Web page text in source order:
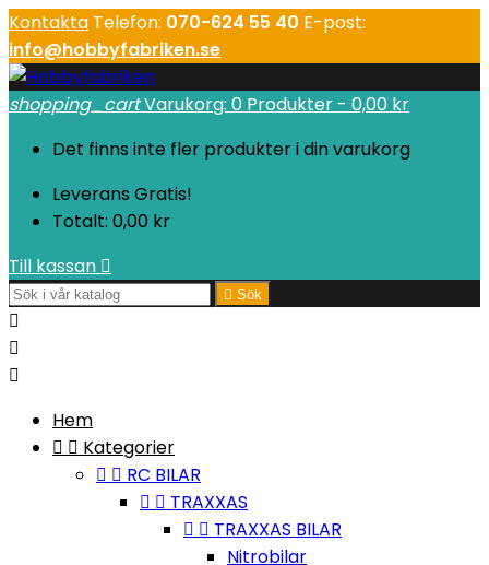
Kontakta Telefon: 070-624 55 40 E-post:
info@hobbyfabriken.se
shopping_cartVarukorg: 0 Produkter - 0,00 kr
Det finns inte fler produkter i din varukorg
Leverans Gratis!
Totalt: 0,00 kr
Till kassan 
 Sök



Hem
  Kategorier
  RC BILAR
  TRAXXAS
  TRAXXAS BILAR
Nitrobilar